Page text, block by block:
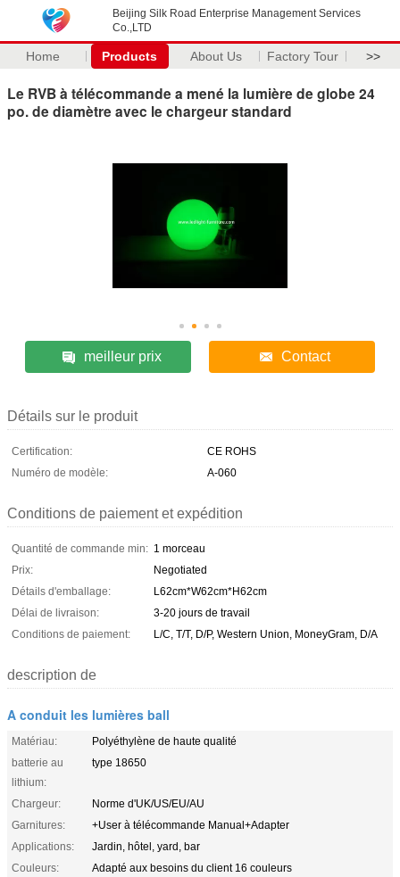
Beijing Silk Road Enterprise Management Services
Co.,LTD
Home Products About Us Factory Tour >>
Le RVB à télécommande a mené la lumière de globe 24
po. de diamètre avec le chargeur standard
meilleur prix Contact
Détails sur le produit
Certification:
CE ROHS
Numéro de modèle:
A-060
Conditions de paiement et expédition
Quantité de commande min: 1 morceau
Prix:
Negotiated
Détails d'emballage:
L62cm*W62cm*H62cm
Délai de livraison:
3-20 jours de travail
Conditions de paiement:
L/C, T/T, D/P, Western Union, MoneyGram, D/A
description de
A conduit les lumières ball
Matériau:
Polyéthylène de haute qualité
batterie au
lithium:
type 18650
Chargeur:
Norme d'UK/US/EU/AU
Garnitures:
+User à télécommande Manual+Adapter
Applications:
Jardin, hôtel, yard, bar
Couleurs:
Adapté aux besoins du client 16 couleurs